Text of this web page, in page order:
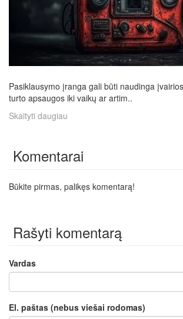
Pasiklausymo įranga gali būti naudinga
turto apsaugos iki vaikų ar artim..
Skaityti daugiau
Komentarai
Būkite pirmas, palikęs komentarą!
Rašyti komentarą
Vardas
El. paštas (nebus viešai rodomas)